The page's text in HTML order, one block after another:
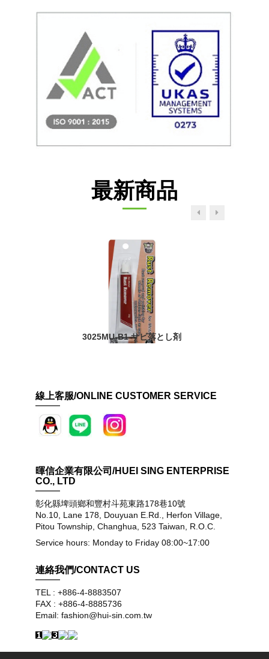
最新商品
3025MU-B1 サビ落とし剤
線上客服/ONLINE CUSTOMER SERVICE
暉信企業有限公司/HUEI SING ENTERPRISE
CO., LTD
彰化縣埤頭鄉和豐村斗苑東路178巷10號
No.10, Lane 178, Douyuan E.Rd., Herfon Village,
Pitou Township, Changhua, 523 Taiwan, R.O.C.
Service hours: Monday to Friday 08:00~17:00
連絡我們/CONTACT US
TEL : +886-4-8883507
FAX : +886-4-8885736
Email: fashion@hui-sin.com.tw